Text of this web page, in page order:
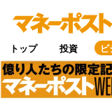
トップ 投資 ビ